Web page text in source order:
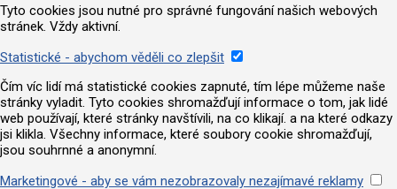
Tyto cookies jsou nutné pro správné fungování našich webových
stránek. Vždy aktivní.
Statistické - abychom věděli co zlepšit
Čím víc lidí má statistické cookies zapnuté, tím lépe můžeme naše
stránky vyladit. Tyto cookies shromažďují informace o tom, jak lidé
web používají, které stránky navštívili, na co klikají. a na které odkazy
jsi klikla. Všechny informace, které soubory cookie shromažďují,
jsou souhrnné a anonymní.
Marketingové - aby se vám nezobrazovaly nezajímavé reklamy